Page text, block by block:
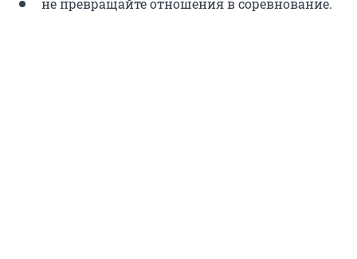
не превращайте отношения в соревнование.